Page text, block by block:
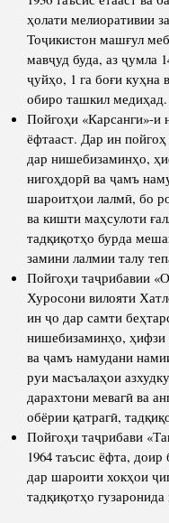
ҳолати мелиоративии
Тоҷикистон машғул
мавҷуд буда, аз ҷумла
ҷуйҳо, 1 га боғи куҳна
обиро ташкил медиҳад.
Пойгоҳи «Карсанги»-и
ёфтааст. Дар ин
дар нишебизаминҳо,
нигоҳдорӣ ва ҷамъ
шароитҳои лалмӣ, бо
ва кишти маҳсулоти
тадқиқотҳо бурда
замини лалмии талу
Пойгоҳи таҷрибавии
Хуросони вилояти
ин ҷо дар самти
нишебизаминҳо, ҳифзи
ва ҷамъ намудани
руи масъалаҳои
дарахтони мевагӣ ва
обёрии қатрагӣ,
Пойгоҳи таҷрибави
1964 таъсис ёфта,
дар шароити хокҳои
тадқиқотҳо